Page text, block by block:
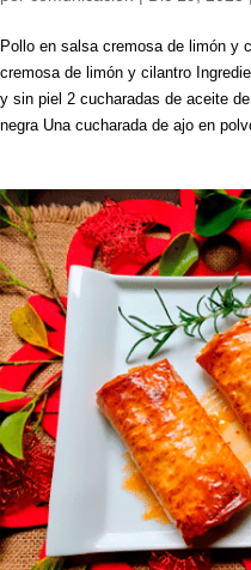
Pollo en salsa cremosa de limón y
cremosa de limón y cilantro
y sin piel 2 cucharadas de aceite
negra Una cucharada de ajo en